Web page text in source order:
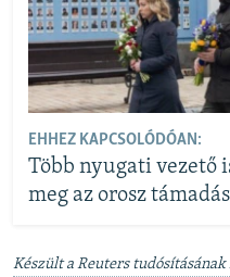
EHHEZ KAPCSOLÓDÓAN:
Több nyugati vezető
meg az orosz
Készült a Reuters